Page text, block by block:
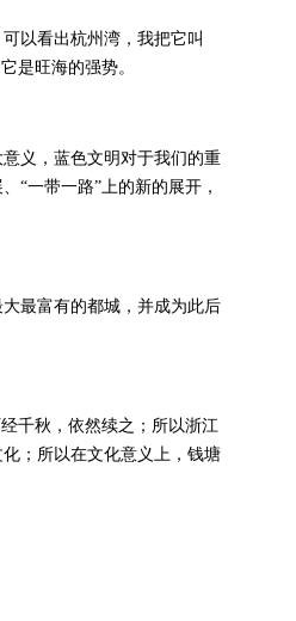
以看出杭州湾，我把它叫
是旺海的强势。
义，蓝色文明对于我们的重
“一带一路”上的新的展开，
最富有的都城，并成为此后
千秋，依然续之；所以浙江
；所以在文化意义上，钱塘